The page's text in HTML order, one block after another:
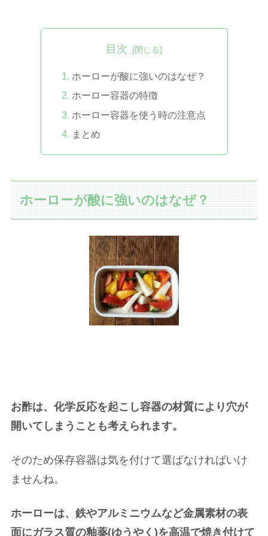
目次
ホーローが酸に強いのはなぜ？
ホーロー容器の特徴
ホーロー容器を使う時の注意点
まとめ
ホーローが酸に強いのはなぜ？
お酢は、化学反応を起こし容器の材質により穴が
開いてしまうことも考えられます。
そのため保存容器は気を付けて選ばなければいけ
ませんね。
ホーローは、鉄やアルミニウムなど金属素材の表
面にガラス質の釉薬(ゆうやく)を高温で焼き付けて